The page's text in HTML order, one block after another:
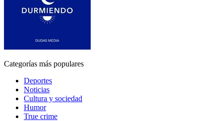
Categorías más populares
Deportes
Noticias
Cultura y sociedad
Humor
True crime